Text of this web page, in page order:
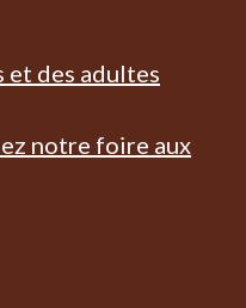
et des adultes
notre foire aux